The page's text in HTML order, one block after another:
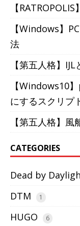
【
【Windows】
法
【第五人格】IJL
【Windows10
にするスクリプ
【第五人格】
CATEGORIES
Dead by
DTM 1
HUGO 6